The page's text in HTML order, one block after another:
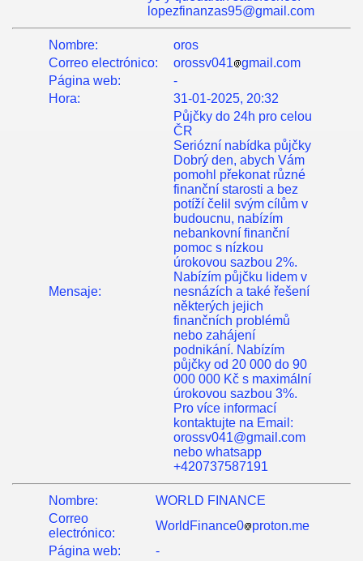
lopezfinanzas95@gmail.com
Nombre:
oros
Correo electrónico:
orossv041
gmail.com
Página web:
-
Hora:
31-01-2025, 20:32
Mensaje:
Půjčky do 24h pro celou
ČR
Seriózní nabídka půjčky
Dobrý den, abych Vám
pomohl překonat různé
finanční starosti a bez
potíží čelil svým cílům v
budoucnu, nabízím
nebankovní finanční
pomoc s nízkou
úrokovou sazbou 2%.
Nabízím půjčku lidem v
nesnázích a také řešení
některých jejich
finančních problémů
nebo zahájení
podnikání. Nabízím
půjčky od 20 000 do 90
000 000 Kč s maximální
úrokovou sazbou 3%.
Pro více informací
kontaktujte na Email:
orossv041@gmail.com
nebo whatsapp
+420737587191
Nombre:
WORLD FINANCE
Correo
electrónico:
WorldFinance0
proton.me
Página web:
-